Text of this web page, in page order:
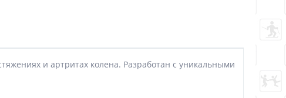
и артритах колена. Разработан с уникальными